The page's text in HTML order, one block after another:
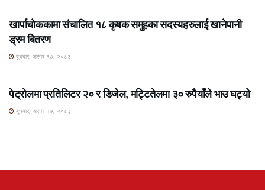
खार्पाचोककामा संचालित १८ कृषक समुहका सदस्यहरुलाई खानेपानी
ड्रम बितरण
बुधबार, असार १७, २०८३
पेट्रोलमा प्रतिलिटर २० र डिजेल, मट्टितेलमा ३० रुपैयाँले भाउ घट्यो
बुधबार, असार १७, २०८३